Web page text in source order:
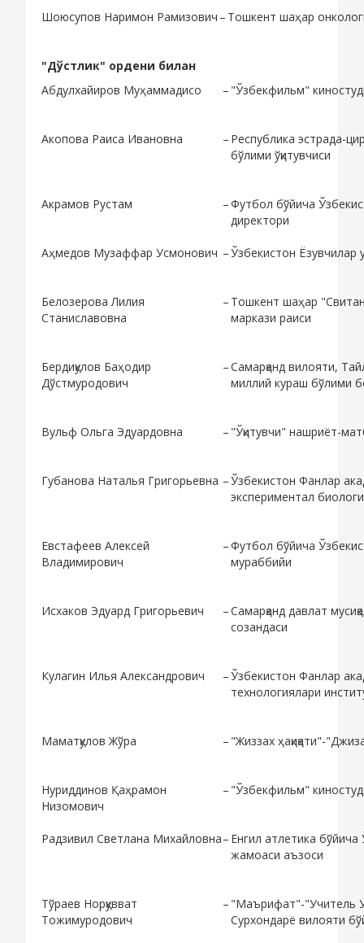
Шоюсупов Наримон Рамизович – Тошкент шаҳар
"Дўстлик" ордени билан
Абдулхайиров Муҳаммадисо
– "Ўзбекфильм"
Акопова Раиса Ивановна – Республика эстрада-
бўлими ўқитувчиси
Акрамов Рустам –Футбол бўйича
директори
Аҳмедов Музаффар Усмонович –Ўзбекистон
Белозерова Лилия
Станиславовна
– Тошкент шаҳар
маркази раиси
Бердиқулов Баҳодир
Дўстмуродович
–Самарқанд вилояти,
миллий кураш бўлими
Вульф Ольга Эдуардовна – "Ўқитувчи" нашриёт-
Губанова Наталья Григорьевна –Ўзбекистон Фанлар
экспериментал
Евстафеев Алексей
Владимирович
–Футбол бўйича
мураббийи
Исхаков Эдуард Григорьевич –Самарқанд давлат
созандаси
Кулагин Илья Александрович –Ўзбекистон Фанлар
технологиялари
Маматқулов Жўра – "Жиззах ҳақиқати"-
Нуриддинов Қаҳрамон
Низомович
– "Ўзбекфильм"
Радзивил Светлана Михайловна– Енгил атлетика
жамоаси аъзоси
Тўраев Норқувват
Тожимуродович
– "Маърифат"-"Учитель
Сурхондарё вилояти